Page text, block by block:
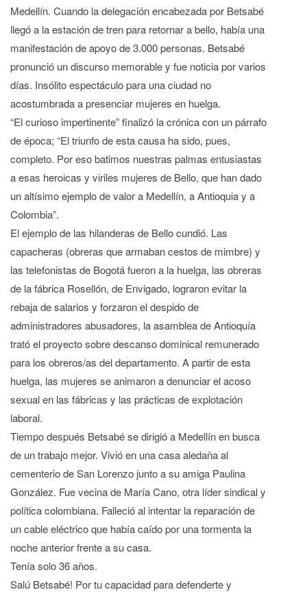
Medellín. Cuando la delegación encabezada por Betsabé
llegó a la estación de tren para retornar a bello, había una
manifestación de apoyo de 3.000 personas. Betsabé
pronunció un discurso memorable y fue noticia por varios
días. Insólito espectáculo para una ciudad no
acostumbrada a presenciar mujeres en huelga.
“El curioso impertinente” finalizó la crónica con un párrafo
de época; “El triunfo de esta causa ha sido, pues,
completo. Por eso batimos nuestras palmas entusiastas
a esas heroicas y viriles mujeres de Bello, que han dado
un altísimo ejemplo de valor a Medellín, a Antioquia y a
Colombia”.
El ejemplo de las hilanderas de Bello cundió. Las
capacheras (obreras que armaban cestos de mimbre) y
las telefonistas de Bogotá fueron a la huelga, las obreras
de la fábrica Rosellón, de Envigado, lograron evitar la
rebaja de salarios y forzaron el despido de
administradores abusadores, la asamblea de Antioquía
trató el proyecto sobre descanso dominical remunerado
para los obreros/as del departamento. A partir de esta
huelga, las mujeres se animaron a denunciar el acoso
sexual en las fábricas y las prácticas de explotación
laboral.
Tiempo después Betsabé se dirigió a Medellín en busca
de un trabajo mejor. Vivió en una casa aledaña al
cementerio de San Lorenzo junto a su amiga Paulina
González. Fue vecina de María Cano, otra líder sindical y
política colombiana. Falleció al intentar la reparación de
un cable eléctrico que había caído por una tormenta la
noche anterior frente a su casa.
Tenía solo 36 años.
Salú Betsabé! Por tu capacidad para defenderte y